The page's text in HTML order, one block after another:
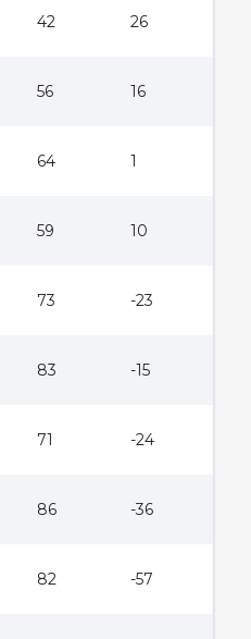
42 26
56 16
64 1
59 10
73 -23
83 -15
71 -24
86 -36
82 -57